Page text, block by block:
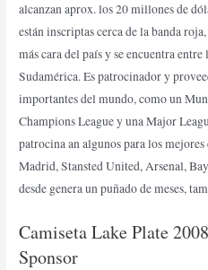
alcanzan aprox. los 20 millones de
están inscriptas cerca de la banda
más cara del país y se encuentra
Sudamérica. Es patrocinador y
importantes del mundo, como un
Champions League y una Major
patrocina an algunos para los
Madrid, Stansted United, Arsenal,
desde genera un puñado de meses,
Camiseta Lake Plate
Sponsor